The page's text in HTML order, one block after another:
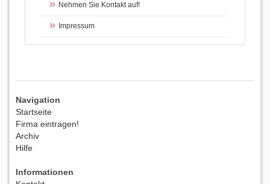
Nehmen Sie Kontakt auf!
Impressum
Navigation
Startseite
Firma eintragen!
Archiv
Hilfe
Informationen